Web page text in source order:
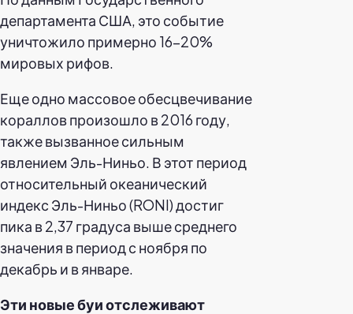
департамента США, это событие
уничтожило примерно 16-20%
мировых рифов.
Еще одно массовое обесцвечивание
кораллов произошло в 2016 году,
также вызванное сильным
явлением Эль-Ниньо. В этот период
относительный океанический
индекс Эль-Ниньо (RONI) достиг
пика в 2,37 градуса выше среднего
значения в период с ноября по
декабрь и в январе.
Эти новые буи отслеживают